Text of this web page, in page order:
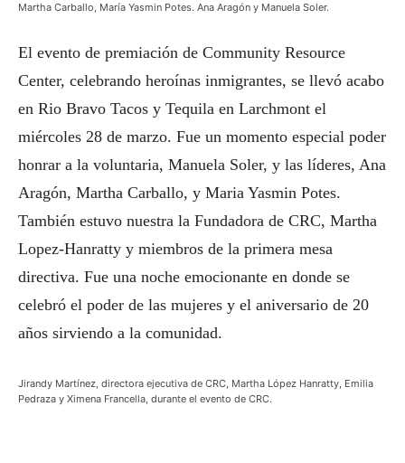
Martha Carballo, María Yasmin Potes. Ana Aragón y Manuela Soler.
El evento de premiación de Community Resource
Center, celebrando heroínas inmigrantes, se llevó acabo
en Rio Bravo Tacos y Tequila en Larchmont el
miércoles 28 de marzo. Fue un momento especial poder
honrar a la voluntaria, Manuela Soler, y las líderes, Ana
Aragón, Martha Carballo, y Maria Yasmin Potes.
También estuvo nuestra la Fundadora de CRC, Martha
Lopez-Hanratty y miembros de la primera mesa
directiva. Fue una noche emocionante en donde se
celebró el poder de las mujeres y el aniversario de 20
años sirviendo a la comunidad.
Jirandy Martínez, directora ejecutiva de CRC, Martha López Hanratty, Emilia
Pedraza y Ximena Francella, durante el evento de CRC.